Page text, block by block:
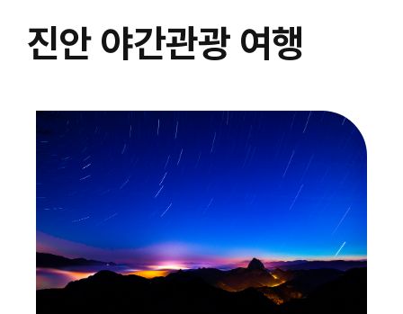
진안 야간관광 여행